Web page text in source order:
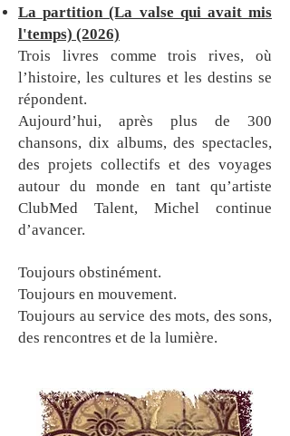
La partition (La valse qui avait mis
l'temps) (2026)
Trois livres comme trois rives, où
l’histoire, les cultures et les destins se
répondent.
Aujourd’hui, après plus de 300
chansons, dix albums, des spectacles,
des projets collectifs et des voyages
autour du monde en tant qu’artiste
ClubMed Talent, Michel continue
d’avancer.
Toujours obstinément.
Toujours en mouvement.
Toujours au service des mots, des sons,
des rencontres et de la lumière.